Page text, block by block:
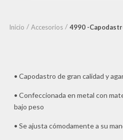
Inicio Accesorios 4990 -
• Capodastro de gran calidad y
• Confeccionada en metal con
bajo peso
• Se ajusta cómodamente a su